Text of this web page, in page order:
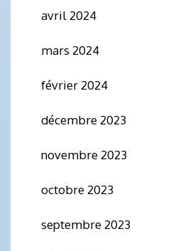
avril 2024
mars 2024
février 2024
décembre 2023
novembre 2023
octobre 2023
septembre 2023